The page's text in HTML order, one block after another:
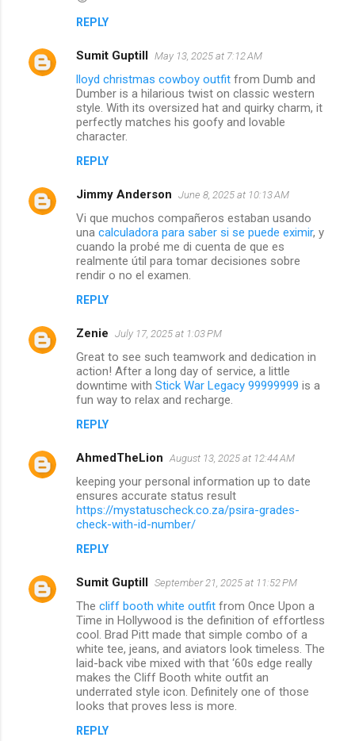
REPLY
Sumit Guptill May 13, 2025 at 7:12 AM
lloyd christmas cowboy outfit from Dumb and
Dumber is a hilarious twist on classic western
style. With its oversized hat and quirky charm, it
perfectly matches his goofy and lovable
character.
REPLY
Jimmy Anderson June 8, 2025 at 10:13 AM
Vi que muchos compañeros estaban usando
una calculadora para saber si se puede eximir, y
cuando la probé me di cuenta de que es
realmente útil para tomar decisiones sobre
rendir o no el examen.
REPLY
Zenie July 17, 2025 at 1:03 PM
Great to see such teamwork and dedication in
action! After a long day of service, a little
downtime with Stick War Legacy 99999999 is a
fun way to relax and recharge.
REPLY
AhmedTheLion August 13, 2025 at 12:44 AM
keeping your personal information up to date
ensures accurate status result
https://mystatuscheck.co.za/psira-grades-
check-with-id-number/
REPLY
Sumit Guptill September 21, 2025 at 11:52 PM
The cliff booth white outfit from Once Upon a
Time in Hollywood is the definition of effortless
cool. Brad Pitt made that simple combo of a
white tee, jeans, and aviators look timeless. The
laid-back vibe mixed with that ‘60s edge really
makes the Cliff Booth white outfit an
underrated style icon. Definitely one of those
looks that proves less is more.
REPLY